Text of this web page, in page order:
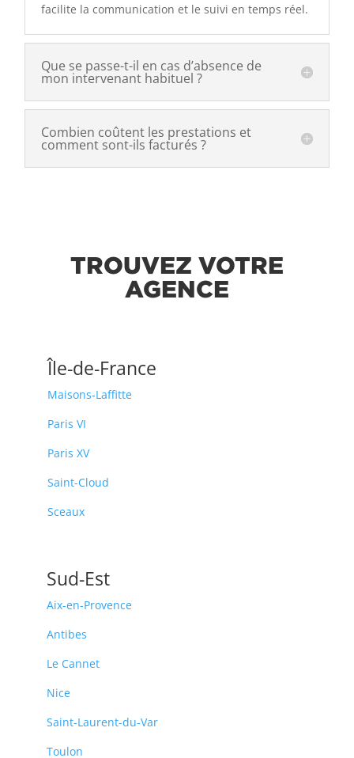
facilite la communication et le suivi en temps réel.
Que se passe-t-il en cas d’absence de
mon intervenant habituel ?
Combien coûtent les prestations et
comment sont-ils facturés ?
TROUVEZ VOTRE
AGENCE
Île-de-France
Maisons-Laffitte
Paris VI
Paris XV
Saint-Cloud
Sceaux
Sud-Est
Aix-en-Provence
Antibes
Le Cannet
Nice
Saint-Laurent-du-Var
Toulon